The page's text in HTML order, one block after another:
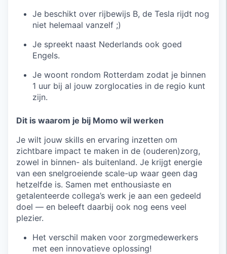
Je beschikt over rijbewijs B, de Tesla rijdt nog
niet helemaal vanzelf ;)
Je spreekt naast Nederlands ook goed
Engels.
Je woont rondom Rotterdam zodat je binnen
1 uur bij al jouw zorglocaties in de regio kunt
zijn.
Dit is waarom je bij Momo wil werken
Je wilt jouw skills en ervaring inzetten om
zichtbare impact te maken in de (ouderen)zorg,
zowel in binnen- als buitenland. Je krijgt energie
van een snelgroeiende scale-up waar geen dag
hetzelfde is. Samen met enthousiaste en
getalenteerde collega’s werk je aan een gedeeld
doel — en beleeft daarbij ook nog eens veel
plezier.
Het verschil maken voor zorgmedewerkers
met een innovatieve oplossing!